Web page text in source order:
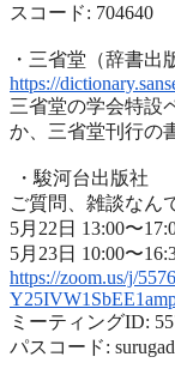
スコード: 704640
・三省堂（辞書出
https://
三省堂の学会特設
か、 三省堂刊行の
・駿河台出版社
ご質問、雑談なん
5月22日 13:00〜
5月23日 10:00〜
https://zoom.us/j/
ミーティングID:
パスコード: